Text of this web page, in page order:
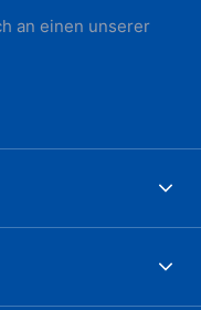
an einen unserer